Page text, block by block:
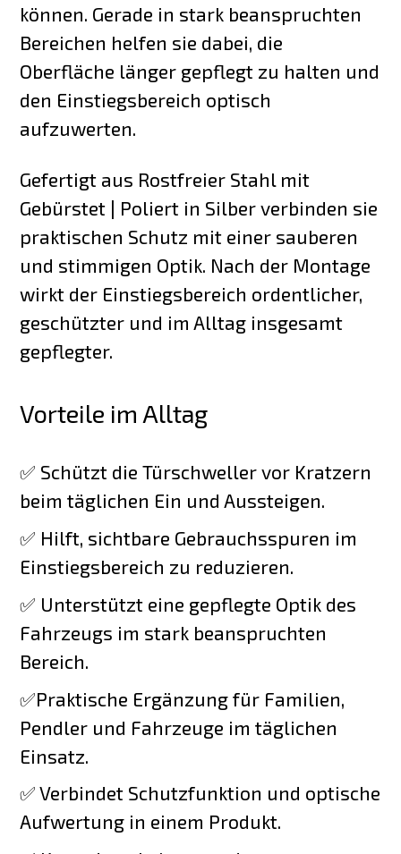
können. Gerade in stark beanspruchten
Bereichen helfen sie dabei, die
Oberfläche länger gepflegt zu halten und
den Einstiegsbereich optisch
aufzuwerten.
Gefertigt aus Rostfreier Stahl mit
Gebürstet | Poliert in Silber verbinden sie
praktischen Schutz mit einer sauberen
und stimmigen Optik. Nach der Montage
wirkt der Einstiegsbereich ordentlicher,
geschützter und im Alltag insgesamt
gepflegter.
Vorteile im Alltag
✅ Schützt die Türschweller vor Kratzern
beim täglichen Ein und Aussteigen.
✅ Hilft, sichtbare Gebrauchsspuren im
Einstiegsbereich zu reduzieren.
✅ Unterstützt eine gepflegte Optik des
Fahrzeugs im stark beanspruchten
Bereich.
✅Praktische Ergänzung für Familien,
Pendler und Fahrzeuge im täglichen
Einsatz.
✅ Verbindet Schutzfunktion und optische
Aufwertung in einem Produkt.